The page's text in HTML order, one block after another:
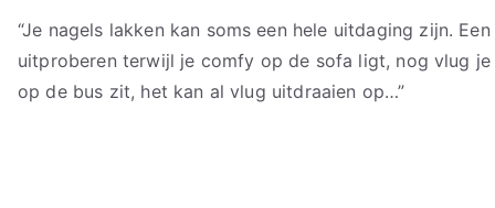
“Je nagels lakken kan soms een hele uitdaging zijn.
uitproberen terwijl je comfy op de sofa ligt, nog vlug
op de bus zit, het kan al vlug uitdraaien op…”